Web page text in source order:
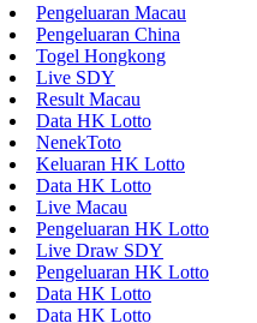
Pengeluaran Macau
Pengeluaran China
Togel Hongkong
Live SDY
Result Macau
Data HK Lotto
NenekToto
Keluaran HK Lotto
Data HK Lotto
Live Macau
Pengeluaran HK Lotto
Live Draw SDY
Pengeluaran HK Lotto
Data HK Lotto
Data HK Lotto